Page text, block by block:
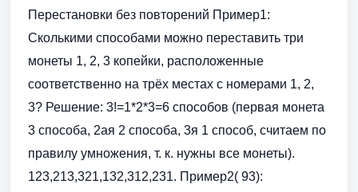
Перестановки без повторений Пример1:
Сколькими способами можно переставить три
монеты 1, 2, 3 копейки, расположенные
соответственно на трёх местах с номерами 1, 2,
3? Решение: 3!=1*2*3=6 способов (первая монета
3 способа, 2ая 2 способа, 3я 1 способ, считаем по
правилу умножения, т. к. нужны все монеты).
123,213,321,132,312,231. Пример2( 93):